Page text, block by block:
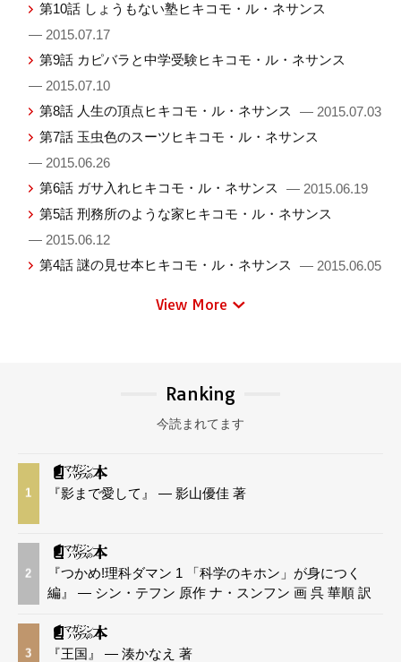
第10話 しょうもない塾ヒキコモ・ル・ネサンス
— 2015.07.17
第9話 カピバラと中学受験ヒキコモ・ル・ネサンス
— 2015.07.10
第8話 人生の頂点ヒキコモ・ル・ネサンス
— 2015.07.03
第7話 玉虫色のスーツヒキコモ・ル・ネサンス
— 2015.06.26
第6話 ガサ入れヒキコモ・ル・ネサンス
— 2015.06.19
第5話 刑務所のような家ヒキコモ・ル・ネサンス
— 2015.06.12
第4話 謎の見せ本ヒキコモ・ル・ネサンス
— 2015.06.05
View More
Ranking
今読まれてます
1 『影まで愛して』 — 影山優佳 著
2
『つかめ!理科ダマン 1 「科学のキホン」が身につく
編』 — シン・テフン 原作 ナ・スンフン 画 呉 華順 訳
3 『王国』 — 湊かなえ 著